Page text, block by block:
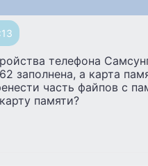
телефона
заполнена, а карта
часть файпов с
памяти?